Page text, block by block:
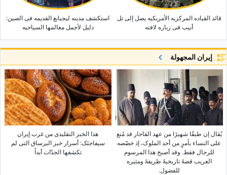
قائد القیاده المرکزیه الأمریکیه یصل إلى تل
أبیب فی زیاره لافته
استکشف مدینه لیجیانغ القدیمه فی الصین:
دلیل لأجمل معالمها السیاحیه
إيران المجهولة
یُقال إن طبقًا شهیرًا من عهد القاجار قد مُنع
على النساء بأمرٍ من أحد الملوک، إذ خصّصه
للرجال فقط. وقد أصبح هذا المرسوم
الغریب قصهً تاریخیهً طریفهً ومثیره
للفضول.
هذا الخبز التقلیدی من غرب إیران
سیفاجئک: أسرار خبز البرساق التی لم
تکشفها الجدّات أبداً